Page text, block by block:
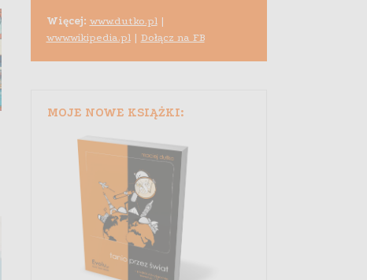
Więcej: www.dutko.pl|
www.wikipedia.pl| Dołącz na FB
MOJE NOWE KSIĄŻKI: